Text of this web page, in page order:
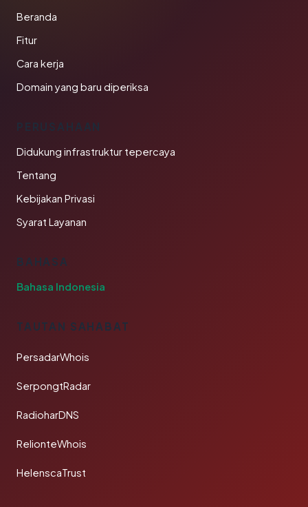
Beranda
Fitur
Cara kerja
Domain yang baru diperiksa
PERUSAHAAN
Didukung infrastruktur tepercaya
Tentang
Kebijakan Privasi
Syarat Layanan
BAHASA
Bahasa Indonesia
TAUTAN SAHABAT
PersadarWhois
SerpongtRadar
RadioharDNS
RelionteWhois
HelenscaTrust